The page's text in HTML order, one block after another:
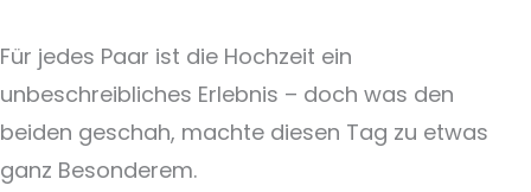
Für jedes Paar ist die Hochzeit ein
unbeschreibliches Erlebnis – doch was den
beiden geschah, machte diesen Tag zu etwas
ganz Besonderem.